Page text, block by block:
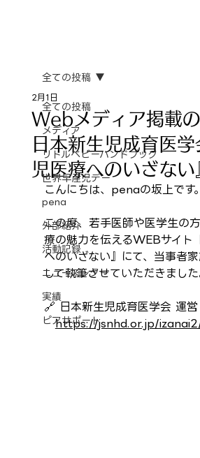
全ての投稿
メディア
リトルベビーハンドブック
世界早産児デー
pena
外部紹介
活動記録
ニュースレター
実績
ピアサポート
全ての投稿
Webメディア掲載
日本新生児成育医
児医療へのいざない
2月1日
こんにちは、penaの坂上です。
この度、若手医師や医学生の
療の魅力を伝えるWEBサイト
へのいざない』にて、当事者
して執筆させていただきました
🔗 日本新生児成育医学会 運営
https://jsnhd.or.jp/